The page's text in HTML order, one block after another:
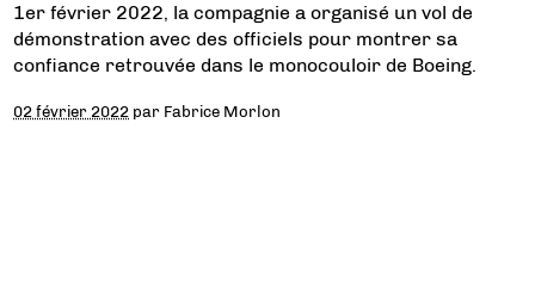
1er février 2022, la compagnie a organisé un vol de
démonstration avec des officiels pour montrer sa
confiance retrouvée dans le monocouloir de Boeing.
02 février 2022 par Fabrice Morlon